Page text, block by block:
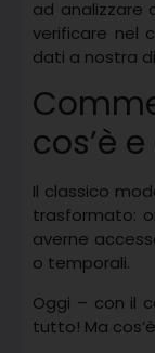
ad analizzare
verificare nel
dati a nostra
cos’è
Il classico
trasformato:
averne
o temporali.
Oggi – con il
tutto! Ma